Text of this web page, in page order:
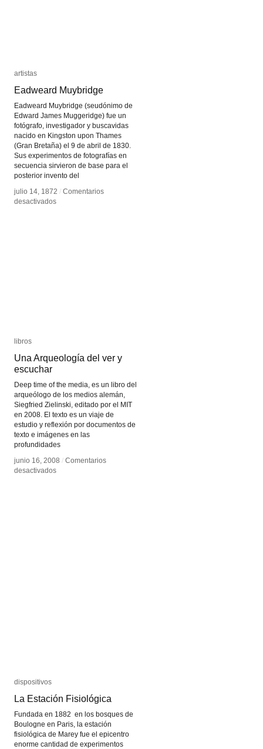
artistas
Eadweard Muybridge
Eadweard Muybridge (seudónimo de
Edward James Muggeridge) fue un
fotógrafo, investigador y buscavidas
nacido en Kingston upon Thames
(Gran Bretaña) el 9 de abril de 1830.
Sus experimentos de fotografías en
secuencia sirvieron de base para el
posterior invento del
julio 14, 1872 / Comentarios
desactivadosen
artistas
Eadweard Muybridge
julio 14, 1872 / Comentarios
desactivadosen
libros
Una Arqueología del ver y
escuchar
Deep time of the media, es un libro del
arqueólogo de los medios alemán,
Siegfried Zielinski, editado por el MIT
en 2008. El texto es un viaje de
estudio y reflexión por documentos de
texto e imágenes en las
profundidades
junio 16, 2008 / Comentarios
desactivadosen
libros
Una Arqueología del ver y
escuchar
junio 16, 2008 / Comentarios
desactivadosen
dispositivos
La Estación Fisiológica
Fundada en 1882 en los bosques de
Boulogne en Paris, la estación
fisiológica de Marey fue el epicentro
enorme cantidad de experimentos
dispositivos
La Estación Fisiológica